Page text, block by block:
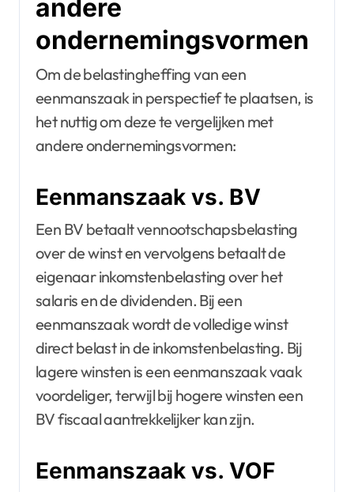
andere
ondernemingsvormen
Om de belastingheffing van een
eenmanszaak in perspectief te plaatsen, is
het nuttig om deze te vergelijken met
andere ondernemingsvormen:
Eenmanszaak vs. BV
Een BV betaalt vennootschapsbelasting
over de winst en vervolgens betaalt de
eigenaar inkomstenbelasting over het
salaris en de dividenden. Bij een
eenmanszaak wordt de volledige winst
direct belast in de inkomstenbelasting. Bij
lagere winsten is een eenmanszaak vaak
voordeliger, terwijl bij hogere winsten een
BV fiscaal aantrekkelijker kan zijn.
Eenmanszaak vs. VOF